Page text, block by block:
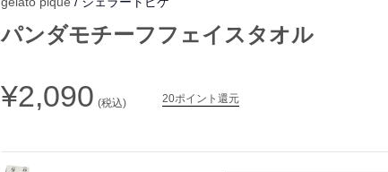
パンダモチーフフェイスタオル
¥2,090 (税込) 20ポイント還元